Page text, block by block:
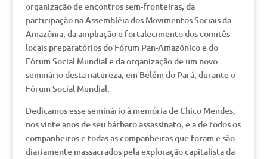
organização de encontros sem-fronteiras, da
participação na Assembléia dos Movimentos Sociais da
Amazônia, da ampliação e fortalecimento dos comitês
locais preparatórios do Fórum Pan-Amazônico e do
Fórum Social Mundial e da organização de um novo
seminário desta natureza, em Belém do Pará, durante o
Fórum Social Mundial.
Dedicamos esse seminário à memória de Chico Mendes,
nos vinte anos de seu bárbaro assassinato, e a de todos os
companheiros e todas as companheiras que foram e são
diariamente massacrados pela exploração capitalista da